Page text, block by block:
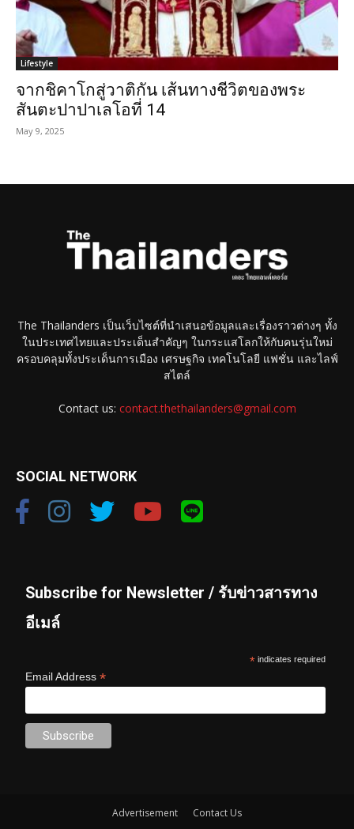
Lifestyle
จากชิคาโกสู่วาติกัน เส้นทางชีวิตของพระ
สันตะปาปาเลโอที่ 14
May 9, 2025
The Thailanders เป็นเว็บไซต์ที่นำเสนอข้อมูลและเรื่องราวต่างๆ ทั้ง
ในประเทศไทยและประเด็นสำคัญๆ ในกระแสโลกให้กับคนรุ่นใหม่
ครอบคลุมทั้งประเด็นการเมือง เศรษฐกิจ เทคโนโลยี แฟชั่น และไลฟ์
สไตล์
Contact us: contact.thethailanders@gmail.com
SOCIAL NETWORK
Subscribe for Newsletter / รับข่าวสารทาง
อีเมล์
* indicates required
Email Address*
Advertisement Contact Us